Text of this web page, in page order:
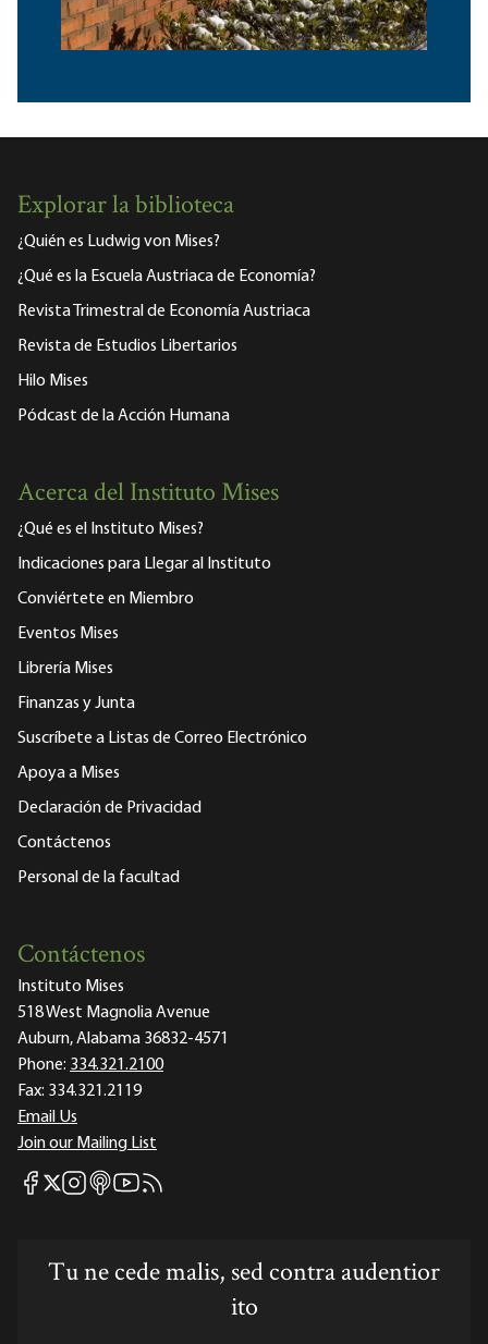
Explorar la biblioteca
¿Quién es Ludwig von Mises?
¿Qué es la Escuela Austriaca de Economía?
Revista Trimestral de Economía Austriaca
Revista de Estudios Libertarios
Hilo Mises
Pódcast de la Acción Humana
Acerca del Instituto Mises
¿Qué es el Instituto Mises?
Indicaciones para Llegar al Instituto
Conviértete en Miembro
Eventos Mises
Librería Mises
Finanzas y Junta
Suscríbete a Listas de Correo Electrónico
Apoya a Mises
Declaración de Privacidad
Contáctenos
Personal de la facultad
Contáctenos
Instituto Mises
518 West Magnolia Avenue
Auburn, Alabama 36832-4571
Phone: 334.321.2100
Fax: 334.321.2119
Email Us
Join our Mailing List
Mises Facebook
Mises X
Mises Instagram
Mises itunes
Mises Youtube
Mises RSS feed
Tu ne cede malis, sed contra audentior
ito